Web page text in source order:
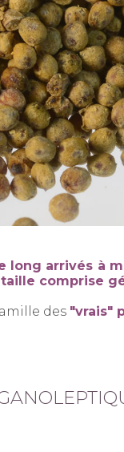
long arrivés à
taille comprise
des "vrais"